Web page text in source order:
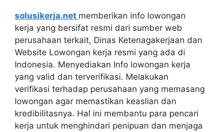
solusikerja.net memberikan info lowongan
kerja yang bersifat resmi dari sumber web
perusahaan terkait, Dinas Ketenagakerjaan dan
Website Lowongan kerja resmi yang ada di
Indonesia. Menyediakan Info lowongan kerja
yang valid dan terverifikasi. Melakukan
verifikasi terhadap perusahaan yang memasang
lowongan agar memastikan keaslian dan
kredibilitasnya. Hal ini membantu para pencari
kerja untuk menghindari penipuan dan menjaga